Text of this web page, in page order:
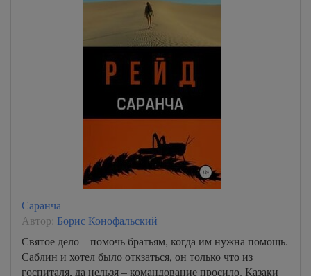
Саранча
Автор: Борис Конофальский
Святое дело – помочь братьям, когда им нужна помощь.
Саблин и хотел было откзаться, он только что из
госпиталя, да нельзя – командование просило. Казаки